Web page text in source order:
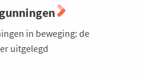
in beweging: de
uitgelegd